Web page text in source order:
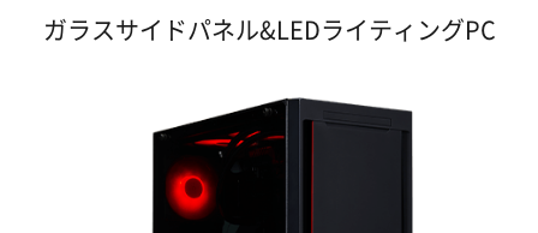
ガラスサイドパネル&LEDライティングPC